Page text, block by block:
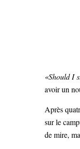
«Should I
avoir un
Après
sur le
de mire,